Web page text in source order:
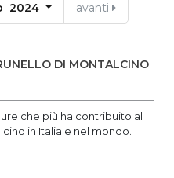
2024 avanti
DI MONTALCINO
che più ha contribuito al
in Italia e nel mondo.